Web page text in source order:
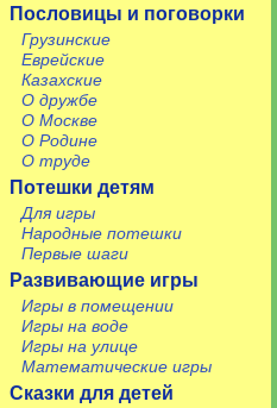
Пословицы и поговорки
Грузинские
Еврейские
Казахские
О дружбе
О Москве
О Родине
О труде
Потешки детям
Для игры
Народные потешки
Первые шаги
Развивающие игры
Игры в помещении
Игры на воде
Игры на улице
Математические игры
Сказки для детей